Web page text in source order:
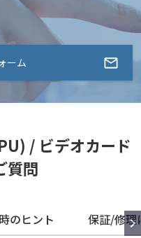
ーム
/ ビデオカード
質問
のヒント 保証/修理